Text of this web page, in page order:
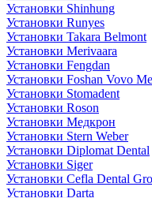
Установки Shinhung
Установки Runyes
Установки Takara Belmont
Установки Merivaara
Установки Fengdan
Установки Foshan Vovo
Установки Stomadent
Установки Roson
Установки Медкрон
Установки Stern Weber
Установки Diplomat Dental
Установки Siger
Установки Cefla Dental
Установки Darta